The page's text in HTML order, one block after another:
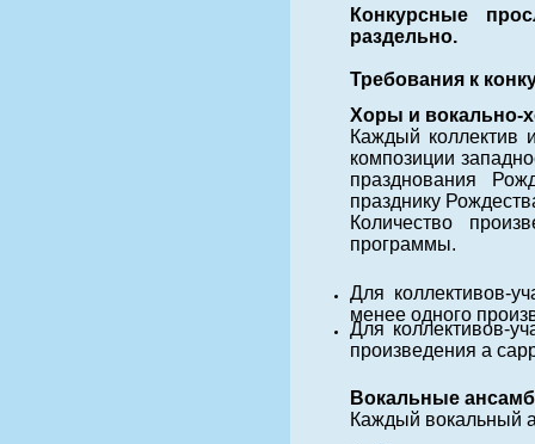
Конкурсные
раздельно.
Требования к
Хоры и вокально-
Каждый коллектив
композиции
празднования
празднику
Количество
программы.
Для коллективов-
менее одного
Для коллективов-
произведения a
Вокальные
Каждый вокальный